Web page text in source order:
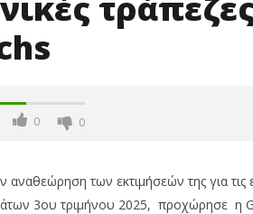
0 0
των εκτιμήσεών της για τις
3ου τριμήνου 2025, προχώρησε η